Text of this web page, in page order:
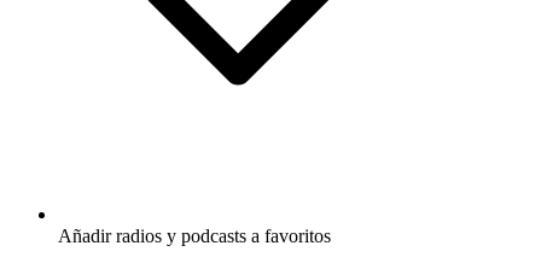
Añadir radios y podcasts a favoritos